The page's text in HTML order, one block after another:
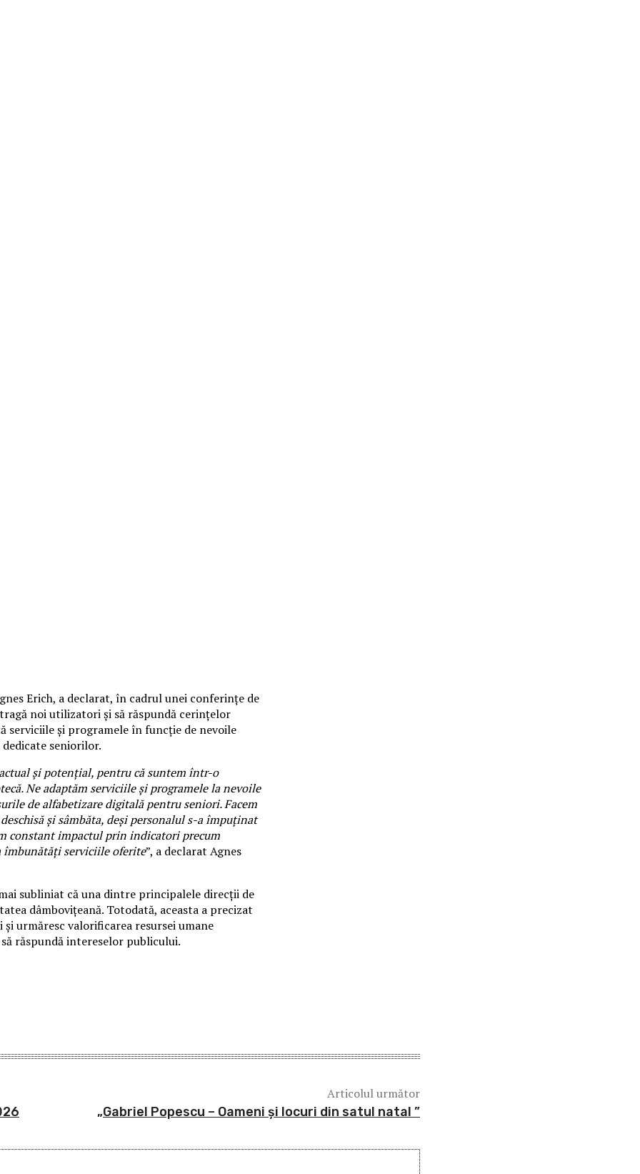
Erich, a declarat, în cadrul unei conferințe de
noi utilizatori și să răspundă cerințelor
serviciile și programele în funcție de nevoile
seniorilor.
și potențial, pentru că suntem într-o
Ne adaptăm serviciile și programele la nevoile
de alfabetizare digitală pentru seniori. Facem
și sâmbăta, deși personalul s-a împuținat
constant impactul prin indicatori precum
îmbunătăți serviciile oferite”, a declarat Agnes
subliniat că una dintre principalele direcții de
dâmbovițeană. Totodată, aceasta a precizat
urmăresc valorificarea resursei umane
răspundă intereselor publicului.
Articolul următor
„Gabriel Popescu – Oameni și locuri din satul natal ”